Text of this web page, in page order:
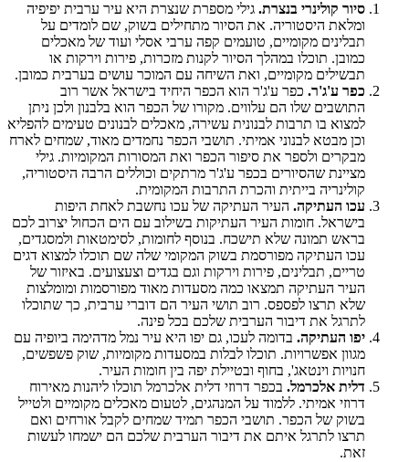
סיור קולינרי בנצרת. גילי מספרת שנצרת היא עיר ערבית יפיפיה
ומלאת היסטוריה. את הסיור מתחילים בשוק, שם לומדים על
תבלינים מקומיים, טועמים קפה ערבי אסלי ועוד של מאכלים
כמובן. תוכלו במהלך הסיור לקנות מזכרות, פירות וירקות או
תבשילים מקומיים, ואת השיחה עם המוכר עושים בערבית כמובן.
כפר ע'ג'ר. כפר ע'ג'ר הוא הכפר היחיד בישראל אשר רוב
התושבים שלו הם עלווים. מקורו של הכפר הוא בלבנון ולכן ניתן
למצוא בו תרבות לבנונית עשירה, מאכלים לבנונים טעימים להפליא
וכן מבטא לבנוני אמיתי. תושבי הכפר נחמדים מאוד, שמחים לארח
מבקרים ולספר את סיפור הכפר ואת המסורות המקומיות. גילי
מציינת שהסיורים בכפר ע'ג'ר מרתקים וכוללים הרבה היסטוריה,
קולינריה בייתית והכרת התרבות המקומית.
עכו העתיקה. העיר העתיקה של עכו נחשבת לאחת היפות
בישראל. חומות העיר העתיקות בשילוב עם הים הכחול יצרוב לכם
בראש תמונה שלא תישכח. בנוסף לחומות, לסימטאות ולמסגדים,
עכו העתיקה מפורסמת בשוק המקומי שלה שם תוכלו למצוא דגים
טריים, תבלינים, פירות וירקות וגם בגדים וצעצועים. באיזור של
העיר העתיקה תמצאו כמה מסעדות מאוד מפורסמות ומומלצות
שלא תרצו לפספס. רוב תושי העיר הם דוברי ערבית, כך שתוכלו
לתרגל את דיבור הערבית שלכם בכל פינה.
יפו העתיקה. בדומה לעכו, גם יפו היא עיר נמל מדהימה ביופיה עם
מגוון אפשרויות. תוכלו לבלות במסעדות מקומיות, שוק פשפשים,
חנויות וינטאג', בחוף ובטיילת יפה בין חומות העיר.
דלית אלכרמל. בכפר דרוזי דלית אלכרמל תוכלו ליהנות מאירוח
דרוזי אמיתי. ללמוד על המנהגים, לטעום מאכלים מקומיים ולטייל
בשוק של הכפר. תושבי הכפר תמיד שמחים לקבל אורחים ואם
תרצו לתרגל איתם את דיבור הערבית שלכם הם ישמחו לעשות
זאת.